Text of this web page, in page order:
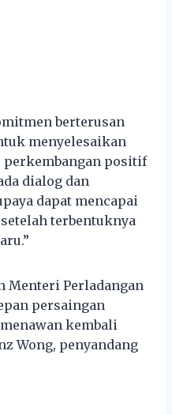
berterusan
menyelesaikan
perkembangan positif
dialog dan
dapat mencapai
terbentuknya
Menteri Perladangan
persaingan
kembali
Wong, penyandang